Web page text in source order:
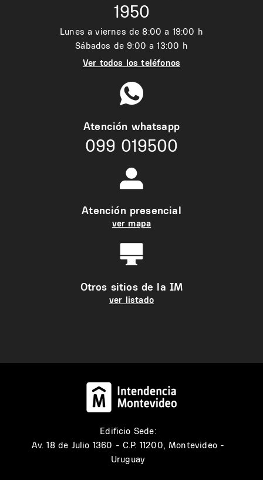
1950
Lunes a viernes de 8:00 a 19:00 h
Sábados de 9:00 a 13:00 h
Ver todos los teléfonos
Atención whatsapp
099 019500
Atención presencial
ver mapa
Otros sitios de la IM
ver listado
Edificio Sede:
Av. 18 de Julio 1360 - C.P. 11200, Montevideo -
Uruguay